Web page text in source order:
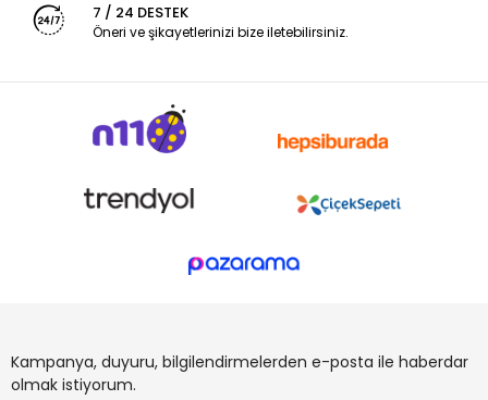
7 / 24 DESTEK
Öneri ve şikayetlerinizi bize iletebilirsiniz.
Kampanya, duyuru, bilgilendirmelerden e-posta ile haberdar
olmak istiyorum.